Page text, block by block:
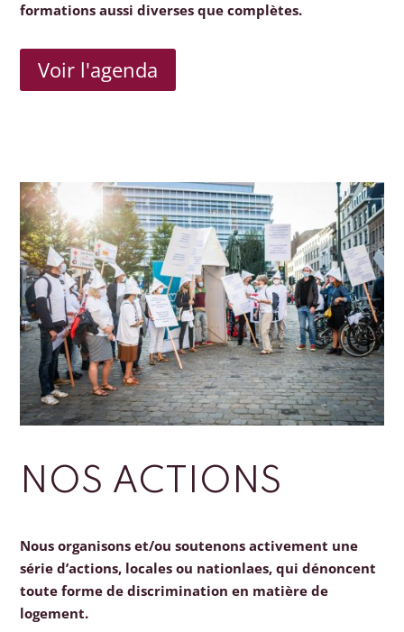
formations aussi diverses que complètes.
Voir l'agenda
NOS ACTIONS
Nous organisons et/ou soutenons activement une
série d’actions, locales ou nationlaes, qui dénoncent
toute forme de discrimination en matière de
logement.